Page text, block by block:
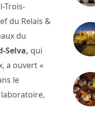
Trois-
du Relais &
du
Selva, qui
a ouvert «
le